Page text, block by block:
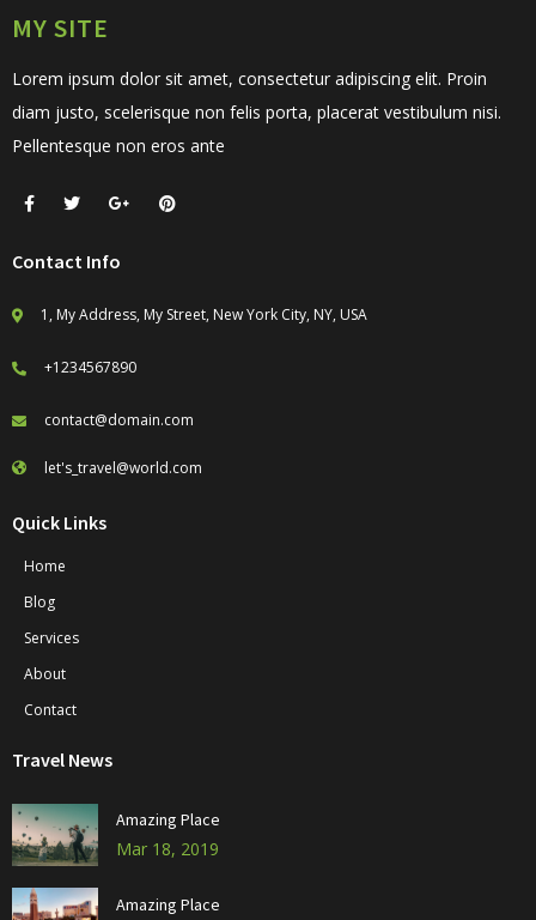
MY SITE
Lorem ipsum dolor sit amet, consectetur adipiscing elit. Proin
diam justo, scelerisque non felis porta, placerat vestibulum nisi.
Pellentesque non eros ante
Contact Info
1, My Address, My Street, New York City, NY, USA
+1234567890
contact@domain.com
let's_travel@world.com
Quick Links
Home
Blog
Services
About
Contact
Travel News
Amazing Place
Mar 18, 2019
Amazing Place